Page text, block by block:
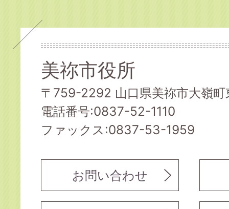
美祢市役所
〒759-2292 山口県美祢市大嶺
電話番号:0837-52-1110
ファックス:0837-53-1959
お問い合わせ